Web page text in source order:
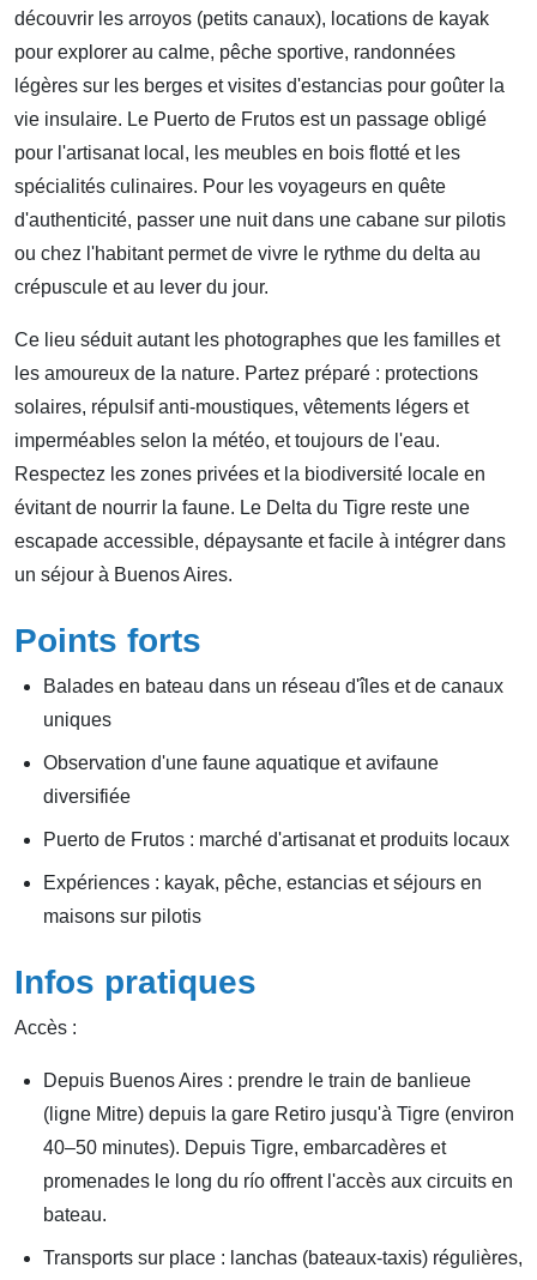
découvrir les arroyos (petits canaux), locations de kayak
pour explorer au calme, pêche sportive, randonnées
légères sur les berges et visites d'estancias pour goûter la
vie insulaire. Le Puerto de Frutos est un passage obligé
pour l'artisanat local, les meubles en bois flotté et les
spécialités culinaires. Pour les voyageurs en quête
d'authenticité, passer une nuit dans une cabane sur pilotis
ou chez l'habitant permet de vivre le rythme du delta au
crépuscule et au lever du jour.
Ce lieu séduit autant les photographes que les familles et
les amoureux de la nature. Partez préparé : protections
solaires, répulsif anti-moustiques, vêtements légers et
imperméables selon la météo, et toujours de l'eau.
Respectez les zones privées et la biodiversité locale en
évitant de nourrir la faune. Le Delta du Tigre reste une
escapade accessible, dépaysante et facile à intégrer dans
un séjour à Buenos Aires.
Points forts
Balades en bateau dans un réseau d'îles et de canaux
uniques
Observation d'une faune aquatique et avifaune
diversifiée
Puerto de Frutos : marché d'artisanat et produits locaux
Expériences : kayak, pêche, estancias et séjours en
maisons sur pilotis
Infos pratiques
Accès :
Depuis Buenos Aires : prendre le train de banlieue
(ligne Mitre) depuis la gare Retiro jusqu'à Tigre (environ
40–50 minutes). Depuis Tigre, embarcadères et
promenades le long du río offrent l'accès aux circuits en
bateau.
Transports sur place : lanchas (bateaux-taxis) régulières,